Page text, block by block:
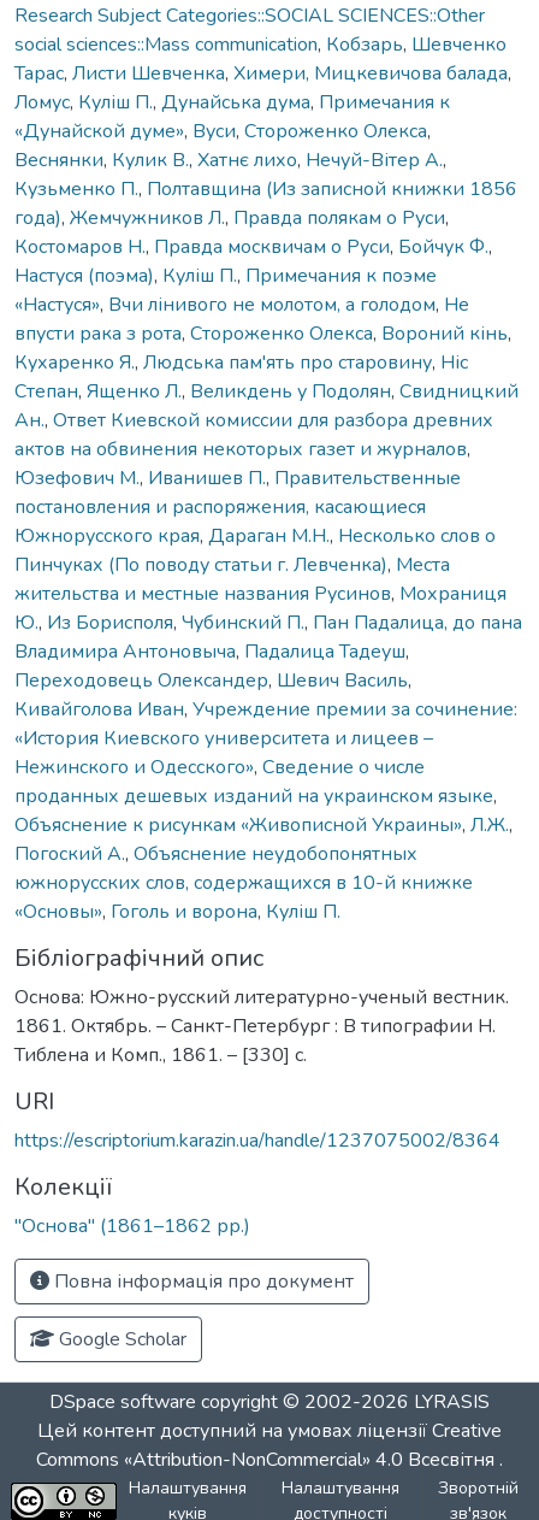
Research Subject Categories::SOCIAL SCIENCES::Other
social sciences::Mass communication, Кобзарь, Шевченко
Тарас, Листи Шевченка, Химери, Мицкевичова балада,
Ломус, Куліш П., Дунайська дума, Примечания к
«Дунайской думе», Вуси, Стороженко Олекса,
Веснянки, Кулик В., Хатнє лихо, Нечуй-Вітер А.,
Кузьменко П., Полтавщина (Из записной книжки 1856
года), Жемчужников Л., Правда полякам о Руси,
Костомаров Н., Правда москвичам о Руси, Бойчук Ф.,
Настуся (поэма), Куліш П., Примечания к поэме
«Настуся», Вчи лінивого не молотом, а голодом, Не
впусти рака з рота, Стороженко Олекса, Вороний кінь,
Кухаренко Я., Людська пам'ять про старовину, Ніс
Степан, Ященко Л., Великдень у Подолян, Свидницкий
Ан., Ответ Киевской комиссии для разбора древних
актов на обвинения некоторых газет и журналов,
Юзефович М., Иванишев П., Правительственные
постановления и распоряжения, касающиеся
Южнорусского края, Дараган М.Н., Несколько слов о
Пинчуках (По поводу статьи г. Левченка), Места
жительства и местные названия Русинов, Мохраниця
Ю., Из Борисполя, Чубинский П., Пан Падалица, до пана
Владимира Антоновыча, Падалица Тадеуш,
Переходовець Олександер, Шевич Василь,
Кивайголова Иван, Учреждение премии за сочинение:
«История Киевского университета и лицеев –
Нежинского и Одесского», Сведение о числе
проданных дешевых изданий на украинском языке,
Объяснение к рисункам «Живописной Украины», Л.Ж.,
Погоский А., Объяснение неудобопонятных
южнорусских слов, содержащихся в 10-й книжке
«Основы», Гоголь и ворона, Куліш П.
Бібліографічний опис
Основа: Южно-русский литературно-ученый вестник.
1861. Октябрь. – Санкт-Петербург : В типографии Н.
Тиблена и Комп., 1861. – [330] с.
URI
https://escriptorium.karazin.ua/handle/1237075002/8364
Колекції
"Основа" (1861–1862 рр.)
Повна інформація про документ
Google Scholar
DSpace software copyright © 2002-2026 LYRASIS
Цей контент доступний на умовах ліцензіїCreative
Commons «Attribution-NonCommercial» 4.0 Всесвітня .
Налаштування
куків
Налаштування
доступності
Зворотній
зв'язок